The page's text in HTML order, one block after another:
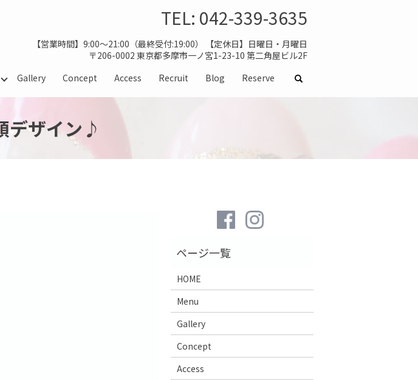
TEL: 042-339-3635
【営業時間】9:00～21:00（最終受付:19:00） 【定休日】日曜日・月曜日
〒206-0002 東京都多摩市一ノ宮1-23-10 第二角屋ビル2F
Gallery Concept Access Recruit Blog Reserve search
デザイン♪
HOME
Menu
Gallery
Concept
Access